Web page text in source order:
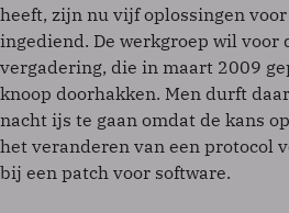
heeft, zijn nu vijf oplossingen
ingediend. De werkgroep wil voor
vergadering, die in maart 2009
knoop doorhakken. Men durft
nacht ijs te gaan omdat de kans
het veranderen van een protocol
bij een patch voor software.